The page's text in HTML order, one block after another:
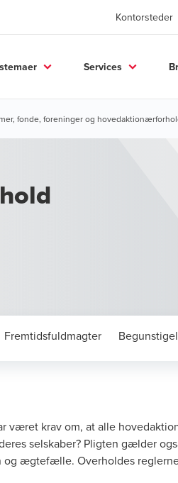
Kontorsteder
Services
fonde, foreninger og
Fremtidsfuldmagter
været krav om, at alle
selskaber? Pligten gælder
ægtefælle. Overholdes